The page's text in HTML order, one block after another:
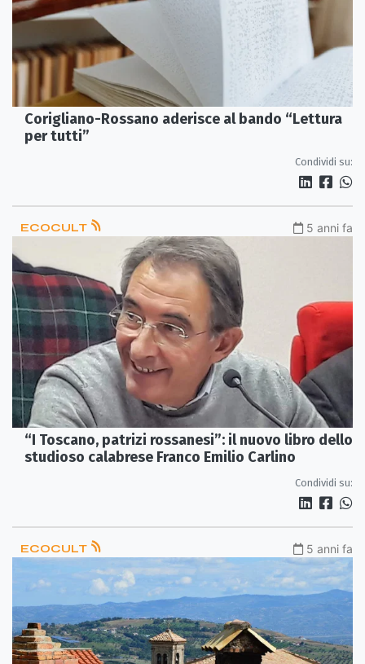
Corigliano-Rossano aderisce al bando “Lettura
per tutti”
Condividi su:
ECOCULT 5 anni fa
“I Toscano, patrizi rossanesi”: il nuovo libro dello
studioso calabrese Franco Emilio Carlino
Condividi su:
ECOCULT 5 anni fa